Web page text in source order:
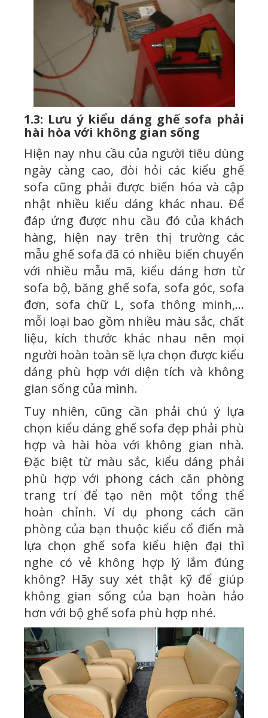
1.3: Lưu ý kiểu dáng ghế sofa phải
hài hòa với không gian sống
Hiện nay nhu cầu của người tiêu dùng
ngày càng cao, đòi hỏi các kiểu ghế
sofa cũng phải được biến hóa và cập
nhật nhiều kiểu dáng khác nhau. Để
đáp ứng được nhu cầu đó của khách
hàng, hiện nay trên thị trường các
mẫu ghế sofa đã có nhiều biến chuyển
với nhiều mẫu mã, kiểu dáng hơn từ
sofa bộ, băng ghế sofa, sofa góc, sofa
đơn, sofa chữ L, sofa thông minh,…
mỗi loại bao gồm nhiều màu sắc, chất
liệu, kích thước khác nhau nên mọi
người hoàn toàn sẽ lựa chọn được kiểu
dáng phù hợp với diện tích và không
gian sống của mình.
Tuy nhiên, cũng cần phải chú ý lựa
chọn kiểu dáng ghế sofa đẹp phải phù
hợp và hài hòa với không gian nhà.
Đặc biệt từ màu sắc, kiểu dáng phải
phù hợp với phong cách căn phòng
trang trí để tạo nên một tổng thể
hoàn chỉnh. Ví dụ phong cách căn
phòng của bạn thuộc kiểu cổ điển mà
lựa chọn ghế sofa kiểu hiện đại thì
nghe có vẻ không hợp lý lắm đúng
không? Hãy suy xét thật kỹ để giúp
không gian sống của bạn hoàn hảo
hơn với bộ ghế sofa phù hợp nhé.